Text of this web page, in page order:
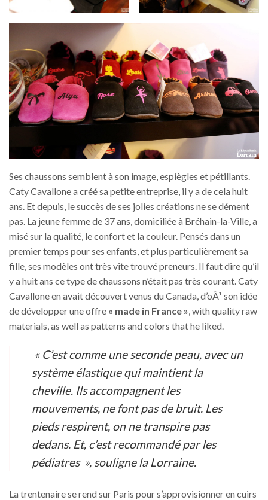
Ses chaussons semblent à son image, espiègles et pétillants.
Caty Cavallone a créé sa petite entreprise, il y a de cela huit
ans. Et depuis, le succès de ses jolies créations ne se dément
pas. La jeune femme de 37 ans, domiciliée à Bréhain-la-Ville, a
misé sur la qualité, le confort et la couleur. Pensés dans un
premier temps pour ses enfants, et plus particulièrement sa
fille, ses modèles ont très vite trouvé preneurs. Il faut dire qu’il
y a huit ans ce type de chaussons n’était pas très courant. Caty
Cavallone en avait découvert venus du Canada, d’oÃ¹ son idée
de développer une offre « made in France », with quality raw
materials, as well as patterns and colors that he liked.
« C’est comme une seconde peau, avec un
système élastique qui maintient la
cheville. Ils accompagnent les
mouvements, ne font pas de bruit. Les
pieds respirent, on ne transpire pas
dedans. Et, c’est recommandé par les
pédiatres », souligne la Lorraine.
La trentenaire se rend sur Paris pour s’approvisionner en cuirs